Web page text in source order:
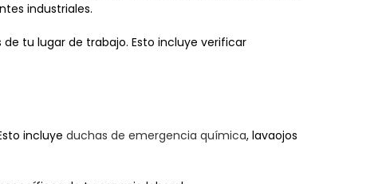
industriales.
tu lugar de trabajo. Esto incluye verificar
incluye duchas de emergencia química, lavaojos